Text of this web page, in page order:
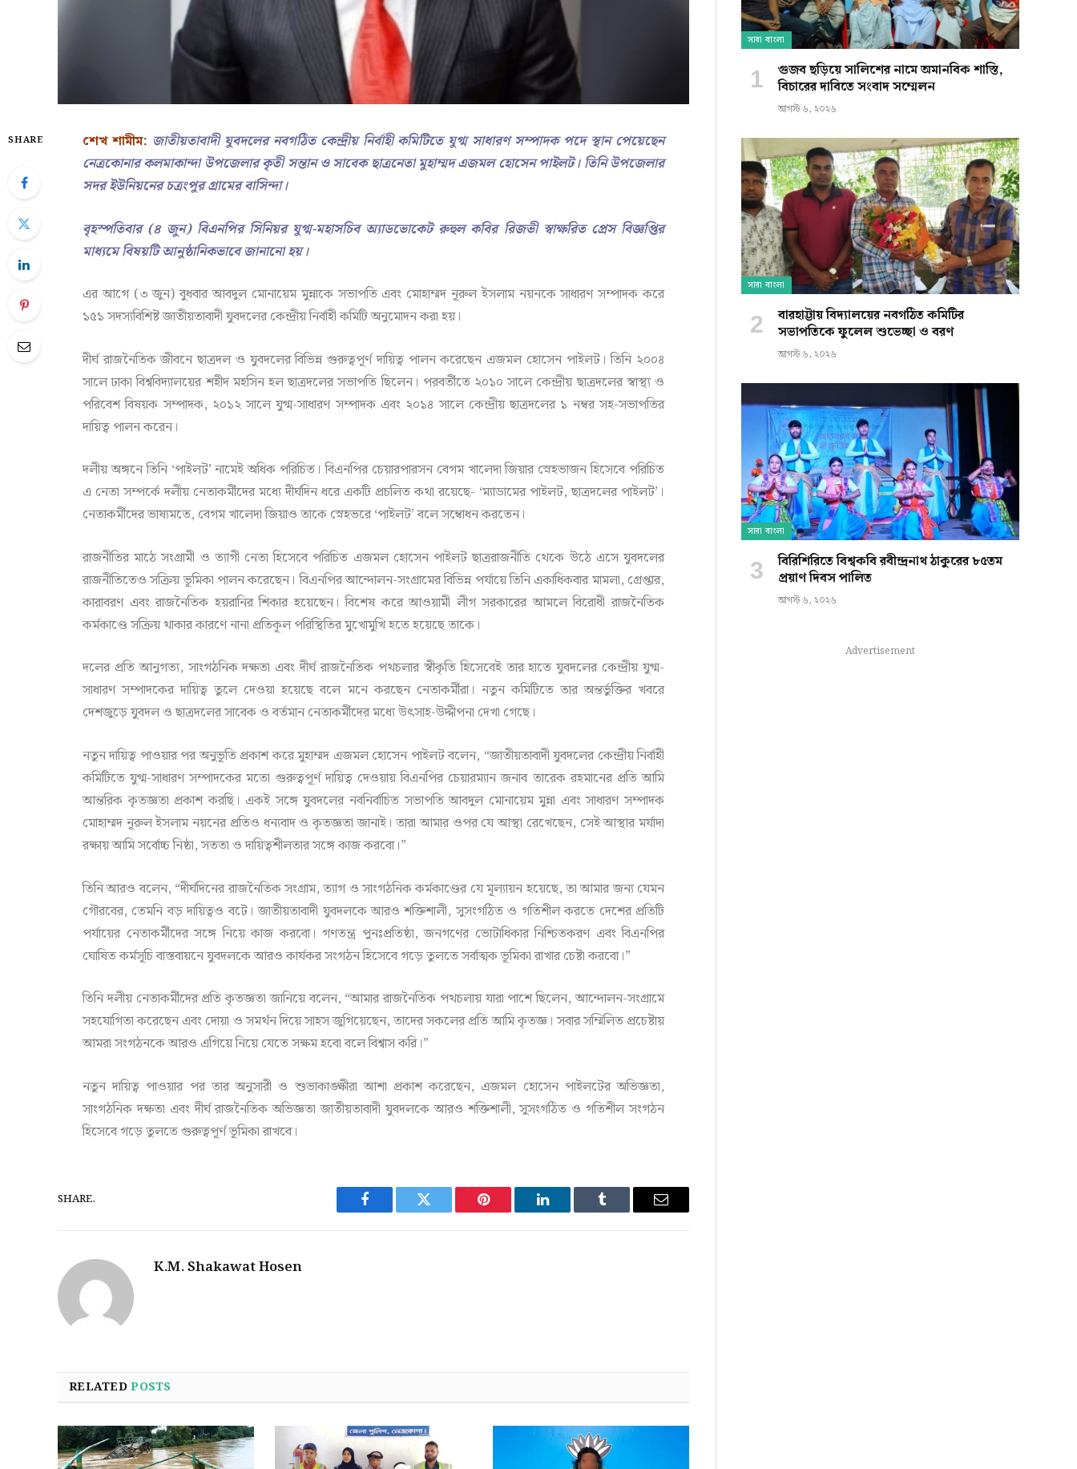
SHARE শেখ শামীম: জাতীয়তাবাদী যুবদলের নবগঠিত কেন্দ্রীয় নির্বাহী কমিটিতে যুগ্ম সাধারণ সম্পাদক পদে স্থান পেয়েছেন
নেত্রকোনার কলমাকান্দা উপজেলার কৃতী সন্তান ও সাবেক ছাত্রনেতা মুহাম্মদ এজমল হোসেন পাইলট। তিনি উপজেলার
সদর ইউনিয়নের চত্রংপুর গ্রামের বাসিন্দা।
বৃহস্পতিবার (৪ জুন) বিএনপির সিনিয়র যুগ্ম-মহাসচিব অ্যাডভোকেট রুহুল কবির রিজভী স্বাক্ষরিত প্রেস বিজ্ঞপ্তির
মাধ্যমে বিষয়টি আনুষ্ঠানিকভাবে জানানো হয়।
এর আগে (৩ জুন) বুধবার আবদুল মোনায়েম মুন্নাকে সভাপতি এবং মোহাম্মদ নূরুল ইসলাম নয়নকে সাধারণ সম্পাদক করে
১৫১ সদস্যবিশিষ্ট জাতীয়তাবাদী যুবদলের কেন্দ্রীয় নির্বাহী কমিটি অনুমোদন করা হয়।
দীর্ঘ রাজনৈতিক জীবনে ছাত্রদল ও যুবদলের বিভিন্ন গুরুত্বপূর্ণ দায়িত্ব পালন করেছেন এজমল হোসেন পাইলট। তিনি ২০০৪
সালে ঢাকা বিশ্ববিদ্যালয়ের শহীদ মহসিন হল ছাত্রদলের সভাপতি ছিলেন। পরবর্তীতে ২০১০ সালে কেন্দ্রীয় ছাত্রদলের স্বাস্থ্য ও
পরিবেশ বিষয়ক সম্পাদক, ২০১২ সালে যুগ্ম-সাধারণ সম্পাদক এবং ২০১৪ সালে কেন্দ্রীয় ছাত্রদলের ১ নম্বর সহ-সভাপতির
দায়িত্ব পালন করেন।
দলীয় অঙ্গনে তিনি ‘পাইলট’ নামেই অধিক পরিচিত। বিএনপির চেয়ারপারসন বেগম খালেদা জিয়ার স্নেহভাজন হিসেবে পরিচিত
এ নেতা সম্পর্কে দলীয় নেতাকর্মীদের মধ্যে দীর্ঘদিন ধরে একটি প্রচলিত কথা রয়েছে- ‘ম্যাডামের পাইলট, ছাত্রদলের পাইলট’।
নেতাকর্মীদের ভাষ্যমতে, বেগম খালেদা জিয়াও তাকে স্নেহভরে ‘পাইলট’ বলে সম্বোধন করতেন।
রাজনীতির মাঠে সংগ্রামী ও ত্যাগী নেতা হিসেবে পরিচিত এজমল হোসেন পাইলট ছাত্ররাজনীতি থেকে উঠে এসে যুবদলের
রাজনীতিতেও সক্রিয় ভূমিকা পালন করেছেন। বিএনপির আন্দোলন-সংগ্রামের বিভিন্ন পর্যায়ে তিনি একাধিকবার মামলা, গ্রেপ্তার,
কারাবরণ এবং রাজনৈতিক হয়রানির শিকার হয়েছেন। বিশেষ করে আওয়ামী লীগ সরকারের আমলে বিরোধী রাজনৈতিক
কর্মকাণ্ডে সক্রিয় থাকার কারণে নানা প্রতিকূল পরিস্থিতির মুখোমুখি হতে হয়েছে তাকে।
দলের প্রতি আনুগত্য, সাংগঠনিক দক্ষতা এবং দীর্ঘ রাজনৈতিক পথচলার স্বীকৃতি হিসেবেই তার হাতে যুবদলের কেন্দ্রীয় যুগ্ম-
সাধারণ সম্পাদকের দায়িত্ব তুলে দেওয়া হয়েছে বলে মনে করছেন নেতাকর্মীরা। নতুন কমিটিতে তার অন্তর্ভুক্তির খবরে
দেশজুড়ে যুবদল ও ছাত্রদলের সাবেক ও বর্তমান নেতাকর্মীদের মধ্যে উৎসাহ-উদ্দীপনা দেখা গেছে।
নতুন দায়িত্ব পাওয়ার পর অনুভূতি প্রকাশ করে মুহাম্মদ এজমল হোসেন পাইলট বলেন, “জাতীয়তাবাদী যুবদলের কেন্দ্রীয় নির্বাহী
কমিটিতে যুগ্ম-সাধারণ সম্পাদকের মতো গুরুত্বপূর্ণ দায়িত্ব দেওয়ায় বিএনপির চেয়ারম্যান জনাব তারেক রহমানের প্রতি আমি
আন্তরিক কৃতজ্ঞতা প্রকাশ করছি। একই সঙ্গে যুবদলের নবনির্বাচিত সভাপতি আবদুল মোনায়েম মুন্না এবং সাধারণ সম্পাদক
মোহাম্মদ নূরুল ইসলাম নয়নের প্রতিও ধন্যবাদ ও কৃতজ্ঞতা জানাই। তারা আমার ওপর যে আস্থা রেখেছেন, সেই আস্থার মর্যাদা
রক্ষায় আমি সর্বোচ্চ নিষ্ঠা, সততা ও দায়িত্বশীলতার সঙ্গে কাজ করবো।”
তিনি আরও বলেন, “দীর্ঘদিনের রাজনৈতিক সংগ্রাম, ত্যাগ ও সাংগঠনিক কর্মকাণ্ডের যে মূল্যায়ন হয়েছে, তা আমার জন্য যেমন
গৌরবের, তেমনি বড় দায়িত্বও বটে। জাতীয়তাবাদী যুবদলকে আরও শক্তিশালী, সুসংগঠিত ও গতিশীল করতে দেশের প্রতিটি
পর্যায়ের নেতাকর্মীদের সঙ্গে নিয়ে কাজ করবো। গণতন্ত্র পুনঃপ্রতিষ্ঠা, জনগণের ভোটাধিকার নিশ্চিতকরণ এবং বিএনপির
ঘোষিত কর্মসূচি বাস্তবায়নে যুবদলকে আরও কার্যকর সংগঠন হিসেবে গড়ে তুলতে সর্বাত্মক ভূমিকা রাখার চেষ্টা করবো।”
তিনি দলীয় নেতাকর্মীদের প্রতি কৃতজ্ঞতা জানিয়ে বলেন, “আমার রাজনৈতিক পথচলায় যারা পাশে ছিলেন, আন্দোলন-সংগ্রামে
সহযোগিতা করেছেন এবং দোয়া ও সমর্থন দিয়ে সাহস জুগিয়েছেন, তাদের সকলের প্রতি আমি কৃতজ্ঞ। সবার সম্মিলিত প্রচেষ্টায়
আমরা সংগঠনকে আরও এগিয়ে নিয়ে যেতে সক্ষম হবো বলে বিশ্বাস করি।”
নতুন দায়িত্ব পাওয়ার পর তার অনুসারী ও শুভাকাঙ্ক্ষীরা আশা প্রকাশ করেছেন, এজমল হোসেন পাইলটের অভিজ্ঞতা,
সাংগঠনিক দক্ষতা এবং দীর্ঘ রাজনৈতিক অভিজ্ঞতা জাতীয়তাবাদী যুবদলকে আরও শক্তিশালী, সুসংগঠিত ও গতিশীল সংগঠন
হিসেবে গড়ে তুলতে গুরুত্বপূর্ণ ভূমিকা রাখবে।
SHARE.
Facebook Twitter Pinterest LinkedIn Tumblr Email
K.M. Shakawat Hosen
RELATEDPOSTS
সারা বাংলা
গুজব ছড়িয়ে সালিশের নামে অমানবিক শাস্তি,
বিচারের দাবিতে সংবাদ সম্মেলন
আগস্ট ৬, ২০২৬
সারা বাংলা
বারহাট্টায় বিদ্যালয়ের নবগঠিত কমিটির
সভাপতিকে ফুলেল শুভেচ্ছা ও বরণ
আগস্ট ৬, ২০২৬
সারা বাংলা
বিরিশিরিতে বিশ্বকবি রবীন্দ্রনাথ ঠাকুরের ৮৫তম
প্রয়াণ দিবস পালিত
আগস্ট ৬, ২০২৬
Advertisement